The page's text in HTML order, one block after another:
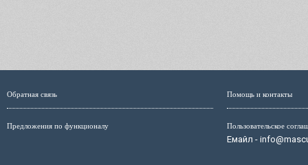
Обратная связь
Предложения по функционалу
Помощь и контакты
Пользовательское
Емайл -